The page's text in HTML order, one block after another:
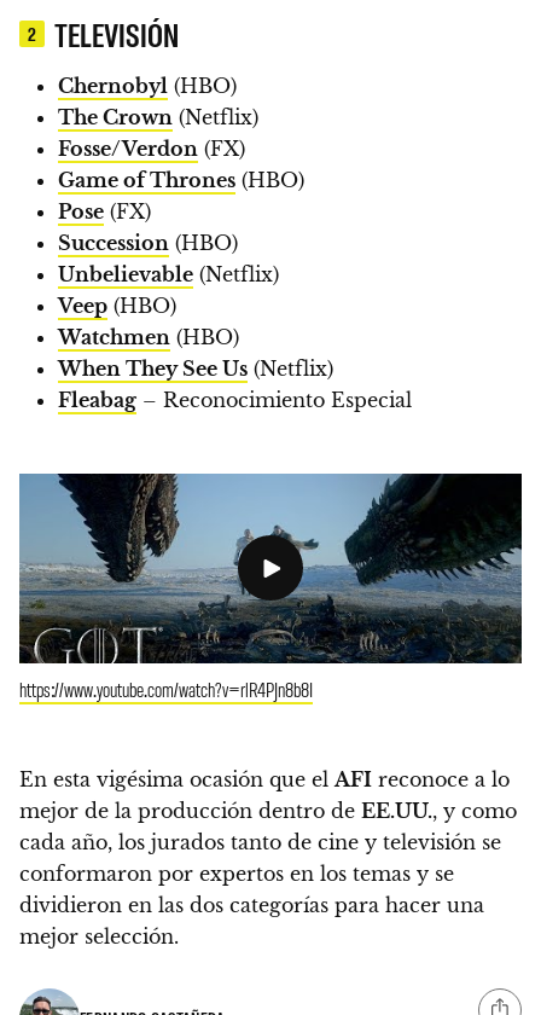
2 TELEVISIÓN
Chernobyl (HBO)
The Crown (Netflix)
Fosse/Verdon (FX)
Game of Thrones (HBO)
Pose (FX)
Succession (HBO)
Unbelievable (Netflix)
Veep (HBO)
Watchmen (HBO)
When They See Us (Netflix)
Fleabag – Reconocimiento Especial
https://www.youtube.com/watch?v=rlR4PJn8b8I
En esta vigésima ocasión que el AFI reconoce a lo
mejor de la producción dentro de EE.UU., y como
cada año, los jurados tanto de cine y televisión se
conformaron por expertos en los temas y se
dividieron en las dos categorías para hacer una
mejor selección.